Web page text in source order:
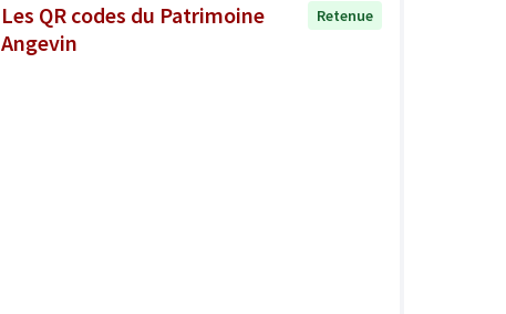
Les QR codes du Patrimoine
Angevin
Retenue